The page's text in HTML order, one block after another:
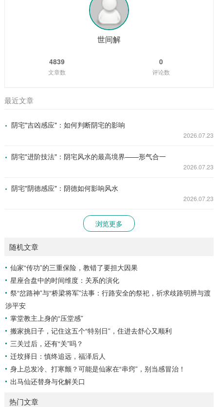
世间解
4839
文章数
0
评论数
最近文章
阴宅"吉凶感应"：如何判断阴宅的影响
2026.07.23
阴宅"进阶技法"：阴宅风水的最高境界——形气合一
2026.07.23
阴宅"阴德感应"：阴德如何影响风水
2026.07.23
浏览更多
随机文章
仙家“传功”的三重保险，教错了要担大因果
星座合盘中的时间维度：关系的演化
祭“岔路神”与“桥梁将军”法事：行路安全的祭祀，祈求歧路明辨与渡
涉平安
掌堂教主上身的“压堂感”
搬家挑日子，记住这五个“特别日”，住进去舒心又顺利
三关过后，还有“关”吗？
迁坟择日：慎终追远，福泽后人
身上总发冷、打寒颤？可能是仙家在“串窍”，别当感冒治！
出马仙还替身与化解关口
热门文章